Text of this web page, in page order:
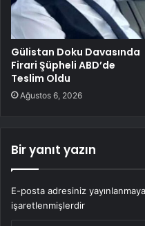
Gülistan Doku Davasında
Firari Şüpheli ABD’de
Teslim Oldu
Ağustos 6, 2026
Bir yanıt yazın
E-posta adresiniz
işaretlenmişlerdir